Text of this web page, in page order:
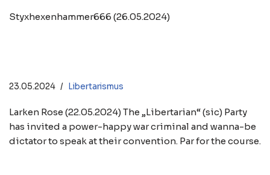
Styxhexenhammer666 (26.05.2024)
23.05.2024 Libertarismus
Larken Rose (22.05.2024) The „Libertarian“ (sic) Party
has invited a power-happy war criminal and wanna-be
dictator to speak at their convention. Par for the course.